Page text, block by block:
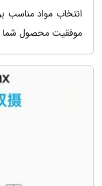
انتخاب مواد مناسب
موفقیت محصول شما